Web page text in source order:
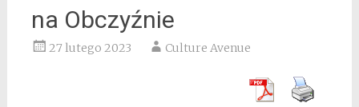
na Obczyźnie
27 lutego 2023 Culture Avenue